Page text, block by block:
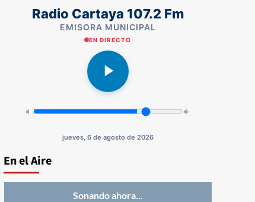
Radio Cartaya 107.2 Fm
EMISORA MUNICIPAL
EN DIRECTO
jueves, 6 de agosto de 2026
En el Aire
Sonando ahora...